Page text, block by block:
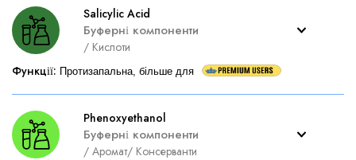
Salicylic Acid
Буферні компоненти
/ Кислоти
Функції: Протизапальна, більше для
Phenoxyethanol
Буферні компоненти
/ Аромат/ Консерванти